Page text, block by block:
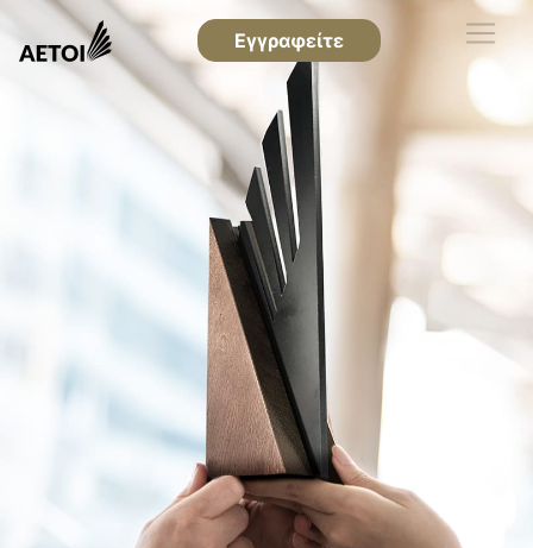
Εγγραφείτε